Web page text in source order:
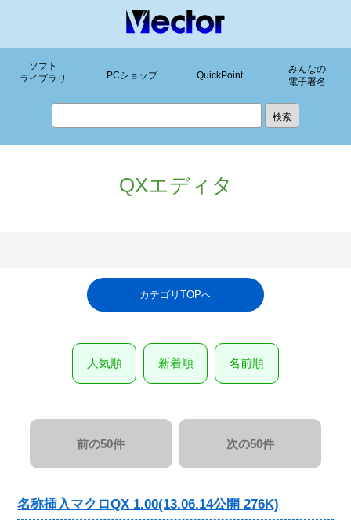
ソフト
ライブラリ
PCショップ QuickPoint
みんなの
電子署名
QXエディタ
カテゴリTOPへ
人気順 新着順 名前順
前の50件 次の50件
名称挿入マクロQX 1.00(13.06.14公開 276K)